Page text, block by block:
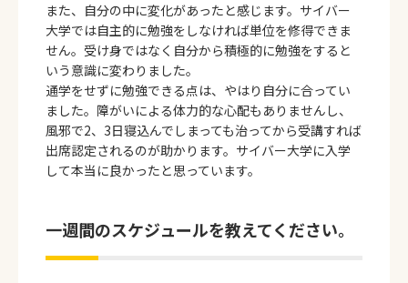
また、自分の中に変化があったと感じます。サイバー
大学では自主的に勉強をしなければ単位を修得できま
せん。受け身ではなく自分から積極的に勉強をすると
いう意識に変わりました。
通学をせずに勉強できる点は、やはり自分に合ってい
ました。障がいによる体力的な心配もありませんし、
風邪で2、3日寝込んでしまっても治ってから受講すれば
出席認定されるのが助かります。サイバー大学に入学
して本当に良かったと思っています。
一週間のスケジュールを教えてください。